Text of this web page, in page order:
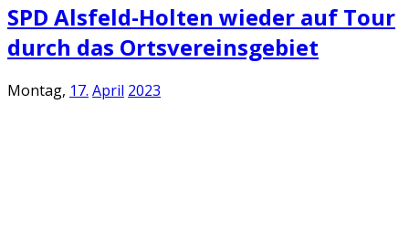
SPD Alsfeld-Holten wieder auf Tour
durch das Ortsvereinsgebiet
Montag, 17. April 2023